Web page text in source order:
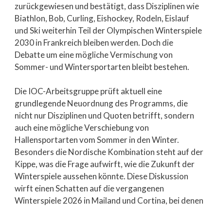
zurückgewiesen und bestätigt, dass Disziplinen wie
Biathlon, Bob, Curling, Eishockey, Rodeln, Eislauf
und Ski weiterhin Teil der Olympischen Winterspiele
2030 in Frankreich bleiben werden. Doch die
Debatte um eine mögliche Vermischung von
Sommer- und Wintersportarten bleibt bestehen.
Die IOC-Arbeitsgruppe prüft aktuell eine
grundlegende Neuordnung des Programms, die
nicht nur Disziplinen und Quoten betrifft, sondern
auch eine mögliche Verschiebung von
Hallensportarten vom Sommer in den Winter.
Besonders die Nordische Kombination steht auf der
Kippe, was die Frage aufwirft, wie die Zukunft der
Winterspiele aussehen könnte. Diese Diskussion
wirft einen Schatten auf die vergangenen
Winterspiele 2026 in Mailand und Cortina, bei denen